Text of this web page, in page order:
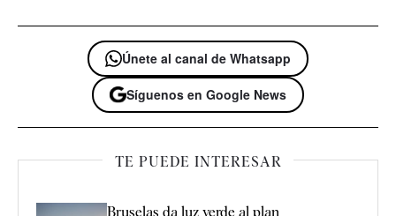
Únete al canal de Whatsapp
Síguenos en Google News
TE PUEDE INTERESAR
Bruselas da luz verde al plan